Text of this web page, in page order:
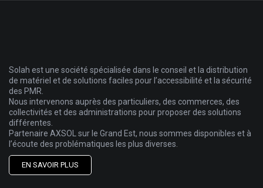
Solah est une société spécialisée dans le conseil et la distribution
de matériel et de solutions faciles pour l’accessibilité et la sécurité
des PMR.
Nous intervenons auprès des particuliers, des commerces, des
collectivités et des administrations pour proposer des solutions
différentes.
Partenaire AXSOL sur le Grand Est, nous sommes disponibles et à
l’écoute des problématiques les plus diverses.
EN SAVOIR PLUS